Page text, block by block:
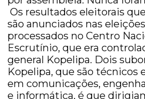
Os resultados eleitorais
são anunciados nas
processados no Centro
Escrutínio, que era
general Kopelipa. Dois
Kopelipa, que são técnicos
em comunicações,
e informática, é que